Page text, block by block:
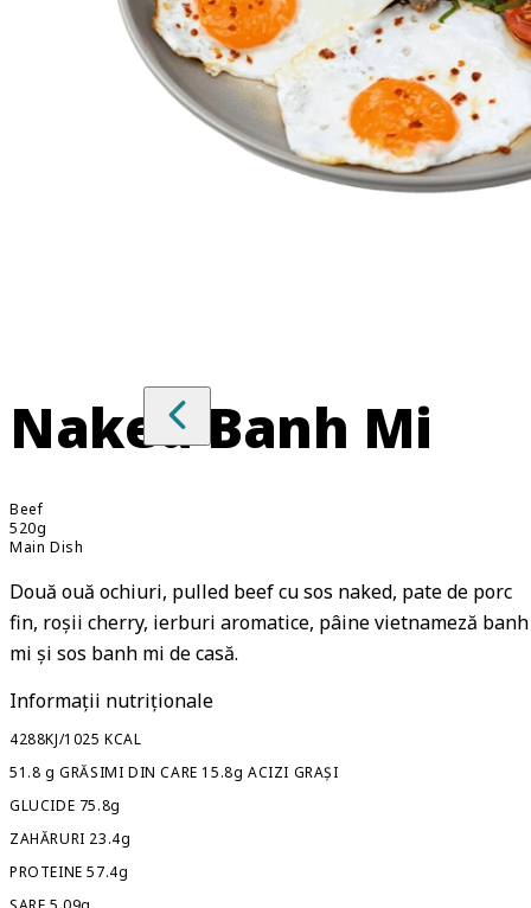
Naked Banh Mi
Beef
520g
Main Dish
Două ouă ochiuri, pulled beef cu sos naked, pate de porc
fin, roșii cherry, ierburi aromatice, pâine vietnameză banh
mi și sos banh mi de casă.
Informații nutriționale
4288KJ/1025 KCAL
51.8 g GRĂSIMI DIN CARE 15.8g ACIZI GRAȘI
GLUCIDE 75.8g
ZAHĂRURI 23.4g
PROTEINE 57.4g